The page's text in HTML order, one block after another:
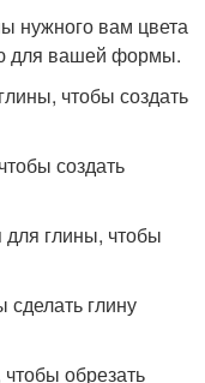
нужного вам цвета
для вашей формы.
чтобы создать
создать
глины, чтобы
сделать глину
обрезать